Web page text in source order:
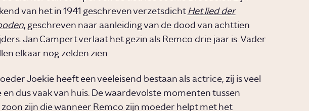
van het in 1941 geschreven verzetsdicht Het lied der
, geschreven naar aanleiding van de dood van achttien
Jan Campert verlaat het gezin als Remco drie jaar is. Vader
elkaar nog zelden zien.
Joekie heeft een veeleisend bestaan als actrice, zij is veel
dus vaak van huis. De waardevolste momenten tussen
zijn die wanneer Remco zijn moeder helpt met het